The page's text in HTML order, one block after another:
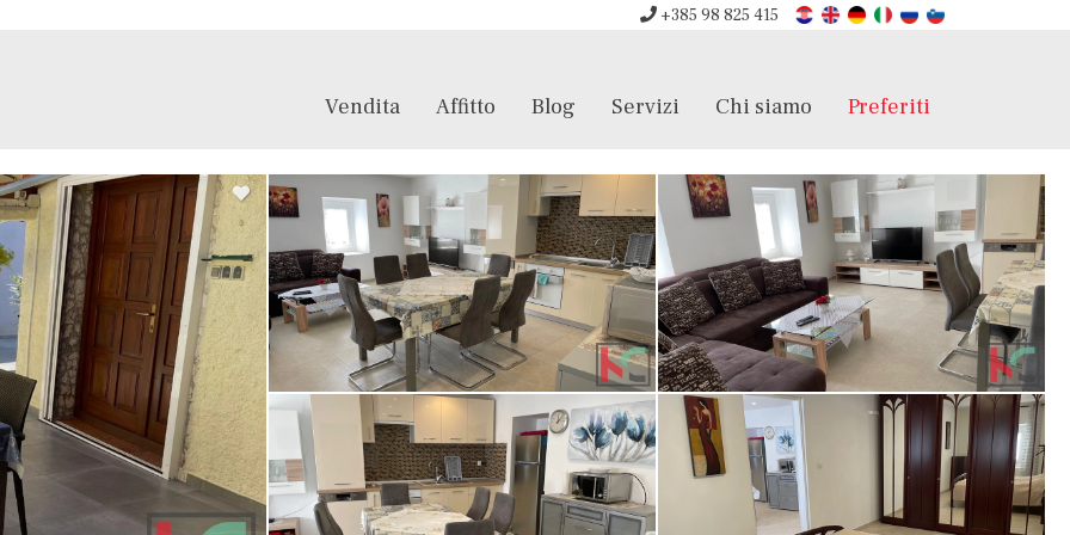
+385 98 825 415
Vendita Affitto Blog Servizi Chi siamo Preferiti